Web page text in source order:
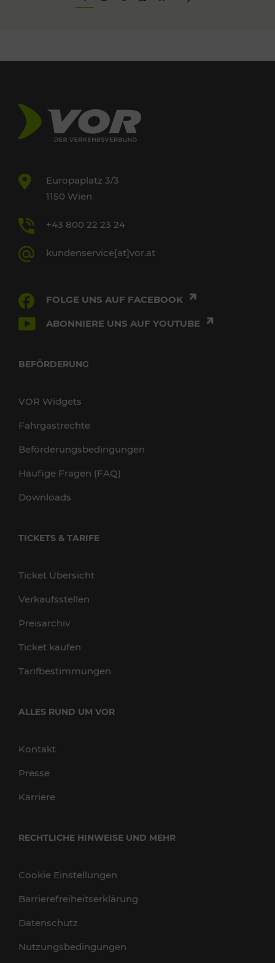
Europaplatz 3/3
1150 Wien
+43 800 22 23 24
kundenservice[at]vor.at
FOLGE UNS AUF FACEBOOK
ABONNIERE UNS AUF YOUTUBE
BEFÖRDERUNG
VOR Widgets
Fahrgastrechte
Beförderungsbedingungen
Häufige Fragen (FAQ)
Downloads
TICKETS & TARIFE
Ticket Übersicht
Verkaufsstellen
Preisarchiv
Ticket kaufen
Tarifbestimmungen
ALLES RUND UM VOR
Kontakt
Presse
Karriere
RECHTLICHE HINWEISE UND MEHR
Cookie Einstellungen
Barrierefreiheitserklärung
Datenschutz
Nutzungsbedingungen